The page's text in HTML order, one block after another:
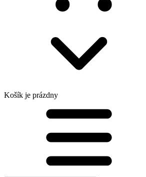
Košík je prázdny